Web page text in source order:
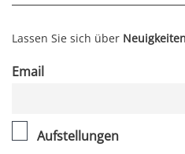
Lassen Sie sich über Neuigkeiten
Email
Aufstellungen